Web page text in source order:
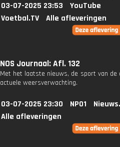
03-07-2025 23:53
YouTube
Voetbal.TV
Alle afleveringen
NOS Journaal: Afl. 132
Met het laatste nieuws, de sport van de
actuele weersverwachting.
03-07-2025 23:30 NPO1
Alle afleveringen